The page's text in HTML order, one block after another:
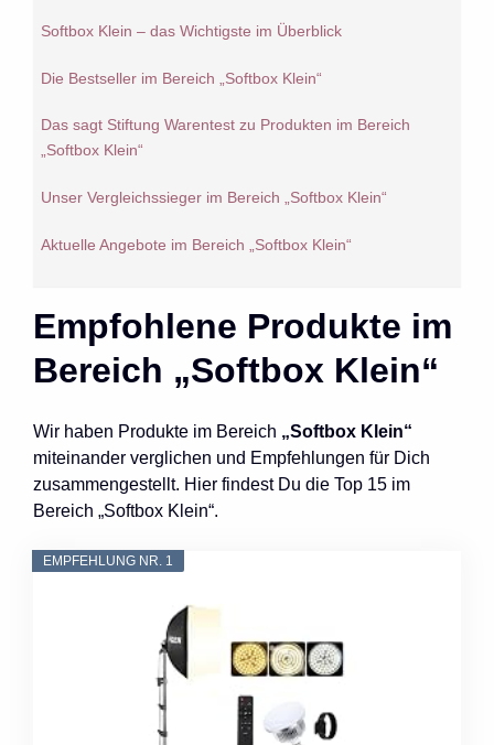
Softbox Klein – das Wichtigste im Überblick
Die Bestseller im Bereich „Softbox Klein“
Das sagt Stiftung Warentest zu Produkten im Bereich
„Softbox Klein“
Unser Vergleichssieger im Bereich „Softbox Klein“
Aktuelle Angebote im Bereich „Softbox Klein“
Empfohlene Produkte im
Bereich „Softbox Klein“
Wir haben Produkte im Bereich „Softbox Klein“
miteinander verglichen und Empfehlungen für Dich
zusammengestellt. Hier findest Du die Top 15 im
Bereich „Softbox Klein“.
EMPFEHLUNG NR. 1